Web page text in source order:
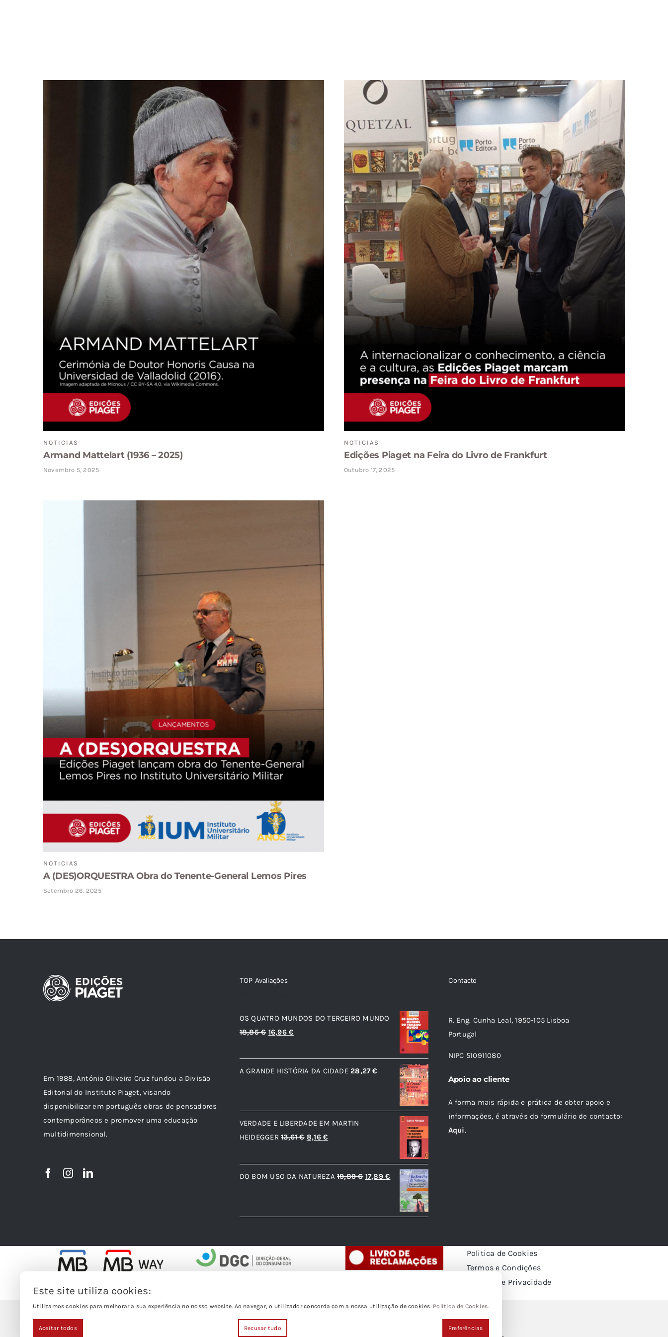
NOTICIAS
Armand Mattelart (1936 – 2025)
Novembro 5, 2025
NOTICIAS
Edições Piaget na Feira do Livro de Frankfurt
Outubro 17, 2025
NOTICIAS
A (DES)ORQUESTRA Obra do Tenente-General Lemos Pires
Setembro 26, 2025
Em 1988, António Oliveira Cruz fundou a Divisão
Editorial do Instituto Piaget, visando
disponibilizar em português obras de pensadores
contemporâneos e promover uma educação
multidimensional.
TOP Avaliações
OS QUATRO MUNDOS DO TERCEIRO MUNDO
18,85€ O
original
era:
16,96 €
atual
é:
A GRANDE HISTÓRIA DA CIDADE 28,27€
VERDADE E LIBERDADE EM MARTIN
HEIDEGGER 13,61€ O
original
era:
8,16€
atual
é:
DO BOM USO DA NATUREZA 19,89€ O
era:
17,89€
preço
atual
é:
Contacto
R. Eng. Cunha Leal, 1950-105 Lisboa
Portugal
NIPC 510911080
Apoio ao cliente
A forma mais rápida e prática de obter apoio e
informações, é através do formulário de contacto:
Aqui.
Politica de Cookies
Termos e Condições
Politica de Privacidade
Este site utiliza cookies:
Utilizamos cookies para melhorar a sua experiência no nosso website. Ao navegar, o utilizador concorda com a nossa utilização de cookies. Política de Cookies.
Aceitar todos Recusar tudo Preferências